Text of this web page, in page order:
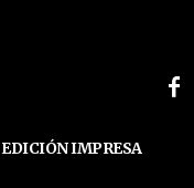
EDICIÓN IMPRESA